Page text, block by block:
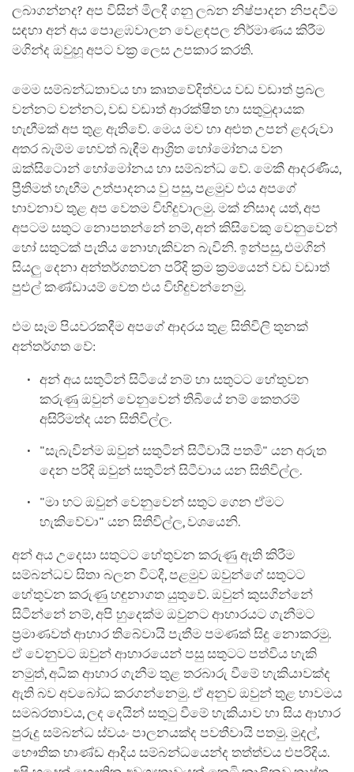
ලබාගන්නද? අප විසින් මිලදී ගනු ලබන නිෂ්පාදන නිපදවීම
සඳහා අන් අය පොළඹවාලන වෙළඳපල නිර්මාණය කිරීම
මගින්ද ඔවුහූ අපට වක්‍ර ලෙස උපකාර කරති.
මෙම සම්බන්ධතාවය හා කෘතවේදිත්වය වඩ වඩාත් ප්‍රබල
වන්නට වන්නට, වඩ වඩාත් ආරක්ෂිත හා සතුටුදායක
හැඟීමක් අප තුළ ඇතිවේ. මෙය මව හා අළුත උපන් ළදරුවා
අතර බැම්ම හෙවත් බැඳීම ආශ්‍රිත හෝමෝනය වන
ඔක්සිටොන් හෝමෝනය හා සම්බන්ධ වේ. මෙකී ආදරණීය,
ප්‍රීතිමත් හැඟීම උත්පාදනය වු පසු, පළමුව එය අපගේ
භාවනාව තුළ අප වෙතම විහිදුවාලමු. මක් නිසාද යත්, අප
අපටම සතුට නොපතන්නේ නම්, අන් කිසිවෙකු වෙනුවෙන්
හෝ සතුටක් පැතිය නොහැකිවන බැවිනි. ඉන්පසු, එමගින්
සියලු දෙනා අන්තර්ගතවන පරිදි ක්‍රම ක්‍රමයෙන් වඩ වඩාත්
පුළුල් කණ්ඩායම් වෙත එය විහිදුවන්නෙමු.
එම සෑම පියවරකදීම අපගේ ආදරය තුළ සිතිවිලි තුනක්
අන්තර්ගත වේ:
අන් අය සතුටින් සිටියේ නම් හා සතුටට හේතුවන
කරුණු ඔවුන් වෙනුවෙන් තිබියේ නම් කෙතරම්
අසිරිමත්ද යන සිතිවිල්ල.
"සැබැවින්ම ඔවුන් සතුටින් සිටීවායි පතමි" යන අරුත
දෙන පරිදි ඔවුන් සතුටින් සිටීවාය යන සිතිවිල්ල.
"මා හට ඔවුන් වෙනුවෙන් සතුට ගෙන ඒමට
හැකිවේවා" යන සිතිවිල්ල, වශයෙනි.
අන් අය උදෙසා සතුටට හේතුවන කරුණු ඇති කිරීම
සම්බන්ධව සිතා බලන විටදී, පළමුව ඔවුන්ගේ සතුටට
හේතුවන කරුණු හඳුනාගත යුතුවේ. ඔවුන් කුසගින්නේ
සිටින්නේ නම්, අපි හුදෙක්ම ඔවුනට ආහාරයට ගැනීමට
ප්‍රමාණවත් ආහාර තිබේවායි පැතීම පමණක් සිදු නොකරමු.
ඒ වෙනුවට ඔවුන් ආහාරයෙන් පසු සතුටට පත්විය හැකි
නමුත්, අධික ආහාර ගැනීම තුළ තරබාරු වීමේ හැකියාවක්ද
ඇති බව අවබෝධ කරගන්නෙමු. ඒ අනුව ඔවුන් තුළ භාවමය
සමබරතාවය, ලද දෙයින් සතුටු වීමේ හැකියාව හා සිය ආහාර
පුරුදු සම්බන්ධ ස්වයං පාලනයක්ද පවතීවායි පතමු. මුදල්,
භෞතික භාණ්ඩ ආදිය සම්බන්ධයෙන්ද තත්ත්වය එපරිදිය.